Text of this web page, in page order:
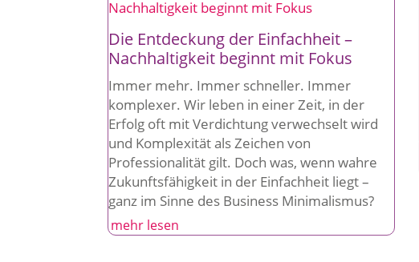
Die Entdeckung der Einfachheit –
Nachhaltigkeit beginnt mit Fokus
Immer mehr. Immer schneller. Immer
komplexer. Wir leben in einer Zeit, in der
Erfolg oft mit Verdichtung verwechselt wird
und Komplexität als Zeichen von
Professionalität gilt. Doch was, wenn wahre
Zukunftsfähigkeit in der Einfachheit liegt –
ganz im Sinne des Business Minimalismus?
mehr lesen